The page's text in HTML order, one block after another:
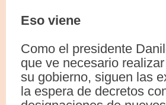
Eso viene
Como el presidente
que ve necesario
su gobierno, siguen las
la espera de decretos